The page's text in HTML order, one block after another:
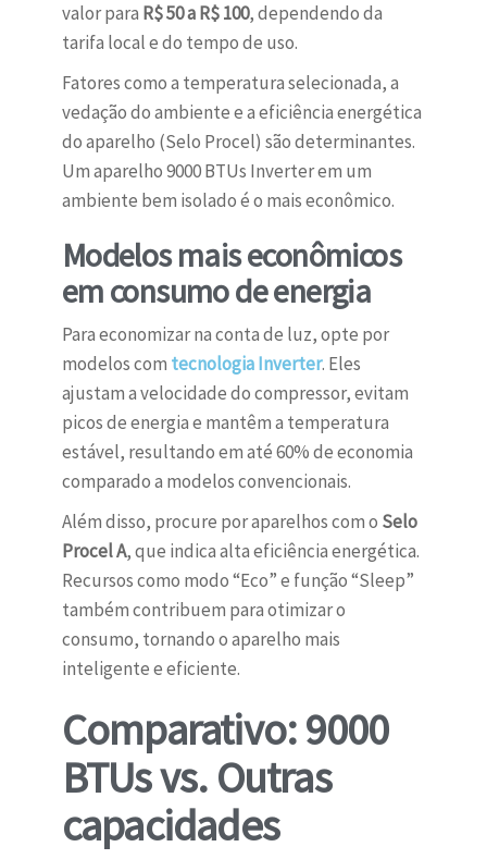
valor para R$ 50 a R$ 100, dependendo da
tarifa local e do tempo de uso.
Fatores como a temperatura selecionada, a
vedação do ambiente e a eficiência energética
do aparelho (Selo Procel) são determinantes.
Um aparelho 9000 BTUs Inverter em um
ambiente bem isolado é o mais econômico.
Modelos mais econômicos
em consumo de energia
Para economizar na conta de luz, opte por
modelos com tecnologia Inverter. Eles
ajustam a velocidade do compressor, evitam
picos de energia e mantêm a temperatura
estável, resultando em até 60% de economia
comparado a modelos convencionais.
Além disso, procure por aparelhos com o Selo
Procel A, que indica alta eficiência energética.
Recursos como modo “Eco” e função “Sleep”
também contribuem para otimizar o
consumo, tornando o aparelho mais
inteligente e eficiente.
Comparativo: 9000
BTUs vs. Outras
capacidades